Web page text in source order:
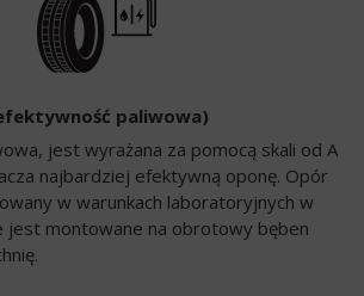
paliwowa)
jest wyrażana za pomocą skali od A
najbardziej efektywną oponę. Opór
w warunkach laboratoryjnych w
jest montowane na obrotowy bęben